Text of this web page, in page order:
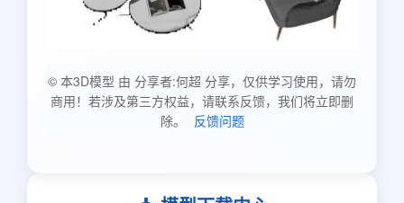
© 本3D模型 由 分享者:何超 分享，仅供学习使用，请勿
商用！若涉及第三方权益，请联系反馈，我们将立即删
除。
反馈问题